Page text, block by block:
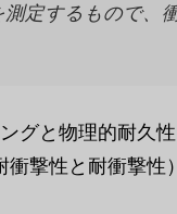
定するもので、
グと物理的耐久
衝撃性と耐衝撃